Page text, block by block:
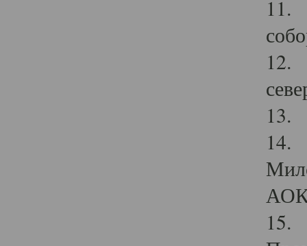
11.
12.
13.
14.
15.